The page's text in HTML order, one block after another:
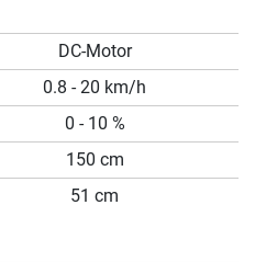
DC-Motor
0.8 - 20 km/h
0 - 10 %
150 cm
51 cm